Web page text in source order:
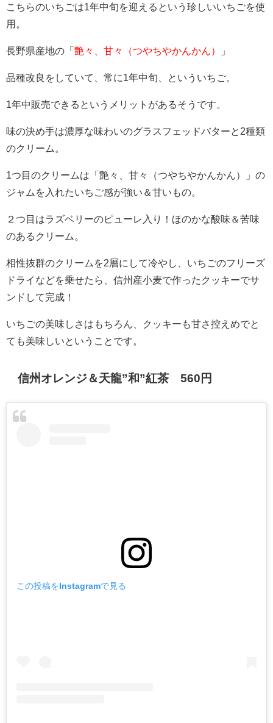
こちらのいちごは1年中旬を迎えるという珍しいいちごを使
用。
長野県産地の「 艶々、甘々（つやちやかんかん） 」
品種改良をしていて、常に1年中旬、といういちご。
1年中販売できるというメリットがあるそうです。
味の決め手は濃厚な味わいのグラスフェッドバターと2種類
のクリーム。
1つ目のクリームは「艶々、甘々（つやちやかんかん）」の
ジャムを入れたいちご感が強い＆甘いもの。
２つ目はラズベリーのピューレ入り！ほのかな酸味＆苦味
のあるクリーム。
相性抜群のクリームを2層にして冷やし、いちごのフリーズ
ドライなどを乗せたら、信州産小麦で作ったクッキーでサ
ンドして完成！
いちごの美味しさはもちろん、クッキーも甘さ控えめでと
ても美味しいということです。
信州オレンジ＆天龍”和”紅茶 560円
この投稿をInstagramで見る